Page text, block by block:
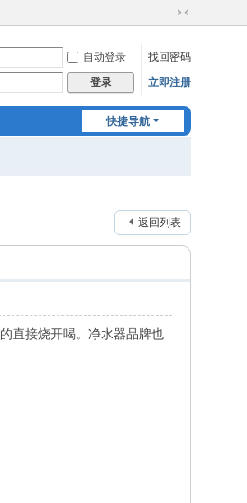
切
到
窄
自动登录
找回密码
登录 立即注册
快捷导航
返回列表
直接烧开喝。净水器品牌也